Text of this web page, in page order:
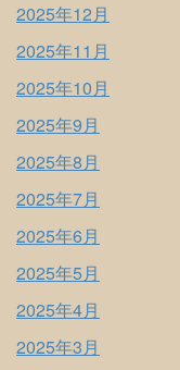
2025年12月
2025年11月
2025年10月
2025年9月
2025年8月
2025年7月
2025年6月
2025年5月
2025年4月
2025年3月